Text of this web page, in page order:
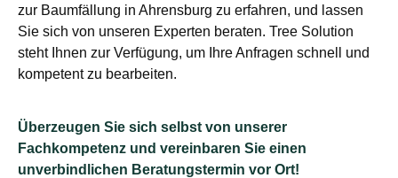
zur Baumfällung in Ahrensburg zu erfahren, und lassen
Sie sich von unseren Experten beraten. Tree Solution
steht Ihnen zur Verfügung, um Ihre Anfragen schnell und
kompetent zu bearbeiten.
Überzeugen Sie sich selbst von unserer
Fachkompetenz und vereinbaren Sie einen
unverbindlichen Beratungstermin vor Ort!